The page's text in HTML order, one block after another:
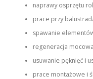
naprawy osprzętu
prace przy
spawanie
regeneracja
usuwanie pęknięć i
prace montażowe i